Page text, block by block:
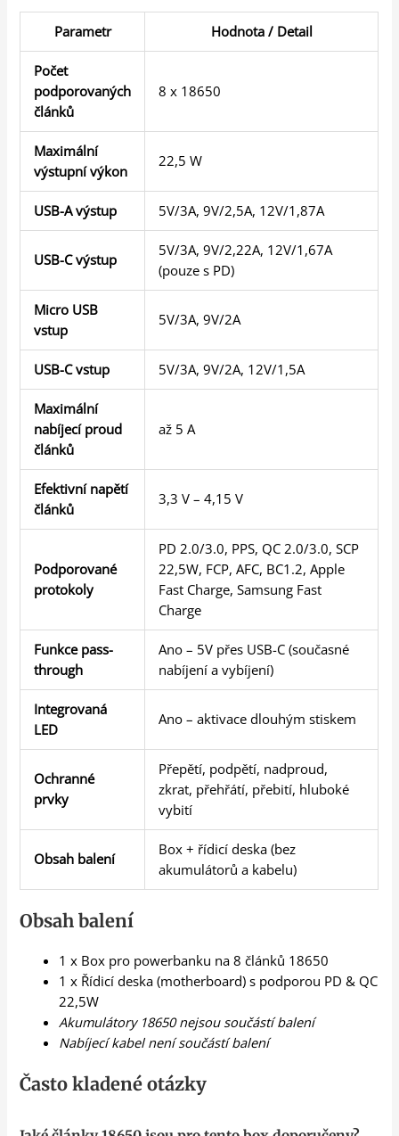
Parametr Hodnota / Detail
Počet
podporovaných
článků
8 x 18650
Maximální
výstupní výkon
22,5 W
USB-A výstup 5V/3A, 9V/2,5A, 12V/1,87A
USB-C výstup
5V/3A, 9V/2,22A, 12V/1,67A
(pouze s PD)
Micro USB
vstup
5V/3A, 9V/2A
USB-C vstup 5V/3A, 9V/2A, 12V/1,5A
Maximální
nabíjecí proud
článků
až 5 A
Efektivní napětí
článků
3,3 V – 4,15 V
Podporované
protokoly
PD 2.0/3.0, PPS, QC 2.0/3.0, SCP
22,5W, FCP, AFC, BC1.2, Apple
Fast Charge, Samsung Fast
Charge
Funkce pass-
through
Ano – 5V přes USB-C (současné
nabíjení a vybíjení)
Integrovaná
LED
Ano – aktivace dlouhým stiskem
Ochranné
prvky
Přepětí, podpětí, nadproud,
zkrat, přehřátí, přebití, hluboké
vybití
Obsah balení
Box + řídicí deska (bez
akumulátorů a kabelu)
Obsah balení
1 x Box pro powerbanku na 8 článků 18650
1 x Řídicí deska (motherboard) s podporou PD & QC
22,5W
Akumulátory 18650 nejsou součástí balení
Nabíjecí kabel není součástí balení
Často kladené otázky